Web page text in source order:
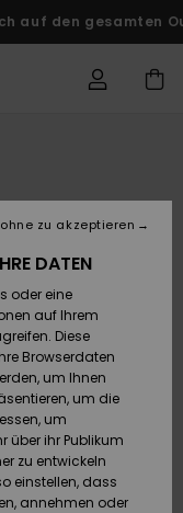
auf den gesamten
DATEN
oder eine
auf Ihrem
Diese
Browserdaten
um Ihnen
um die
um
über ihr Publikum
zu entwickeln
einstellen, dass
annehmen oder
zu akzeptieren